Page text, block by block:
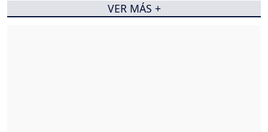
VER MÁS +